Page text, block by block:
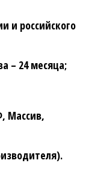
и российского
– 24 месяца;
Массив,